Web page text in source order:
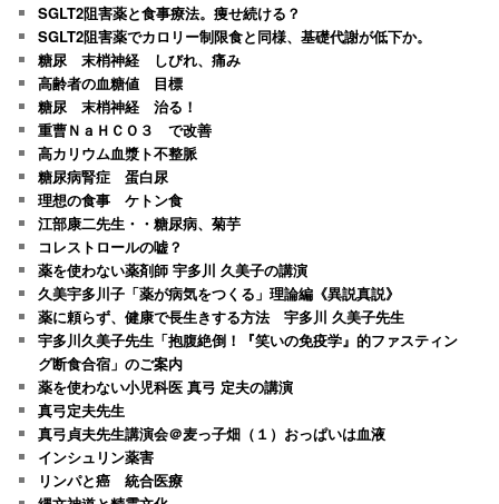
SGLT2阻害薬と食事療法。痩せ続ける？
SGLT2阻害薬でカロリー制限食と同様、基礎代謝が低下か。
糖尿 末梢神経 しびれ、痛み
高齢者の血糖値 目標
糖尿 末梢神経 治る！
重曹ＮａＨＣＯ３ で改善
高カリウム血漿ト不整脈
糖尿病腎症 蛋白尿
理想の食事 ケトン食
江部康二先生・・糖尿病、菊芋
コレストロールの嘘？
薬を使わない薬剤師 宇多川 久美子の講演
久美宇多川子「薬が病気をつくる」理論編《異説真説》
薬に頼らず、健康で長生きする方法 宇多川 久美子先生
宇多川久美子先生「抱腹絶倒！『笑いの免疫学』的ファスティン
グ断食合宿」のご案内
薬を使わない小児科医 真弓 定夫の講演
真弓定夫先生
真弓貞夫先生講演会＠麦っ子畑（１）おっぱいは血液
インシュリン薬害
リンパと癌 統合医療